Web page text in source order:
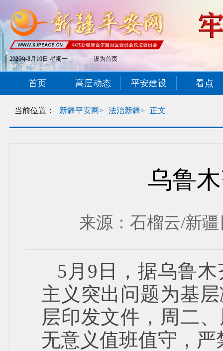
2026年8月10日 星期一 设为首页
首页 高层动态 平安建设 看点
当前位置： 新疆平安网> 法治新疆> 正文
乌鲁
来源：石榴云/新
5月9日，据乌鲁
主义突出问题为基
层印发文件，周二
无意义值班值守，